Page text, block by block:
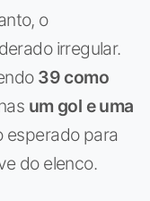
o
irregular.
39 como
um gol e uma
esperado para
do elenco.